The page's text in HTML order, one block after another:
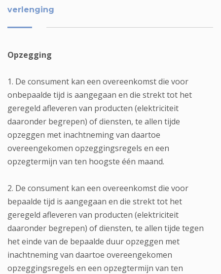
verlenging
Opzegging
1. De consument kan een overeenkomst die voor
onbepaalde tijd is aangegaan en die strekt tot het
geregeld afleveren van producten (elektriciteit
daaronder begrepen) of diensten, te allen tijde
opzeggen met inachtneming van daartoe
overeengekomen opzeggingsregels en een
opzegtermijn van ten hoogste één maand.
2. De consument kan een overeenkomst die voor
bepaalde tijd is aangegaan en die strekt tot het
geregeld afleveren van producten (elektriciteit
daaronder begrepen) of diensten, te allen tijde tegen
het einde van de bepaalde duur opzeggen met
inachtneming van daartoe overeengekomen
opzeggingsregels en een opzegtermijn van ten